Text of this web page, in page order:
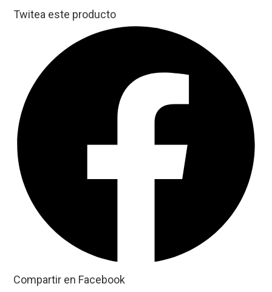
Twitea este producto
Compartir en Facebook